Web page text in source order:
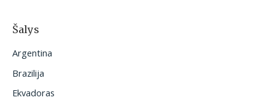
Šalys
Argentina
Brazilija
Ekvadoras